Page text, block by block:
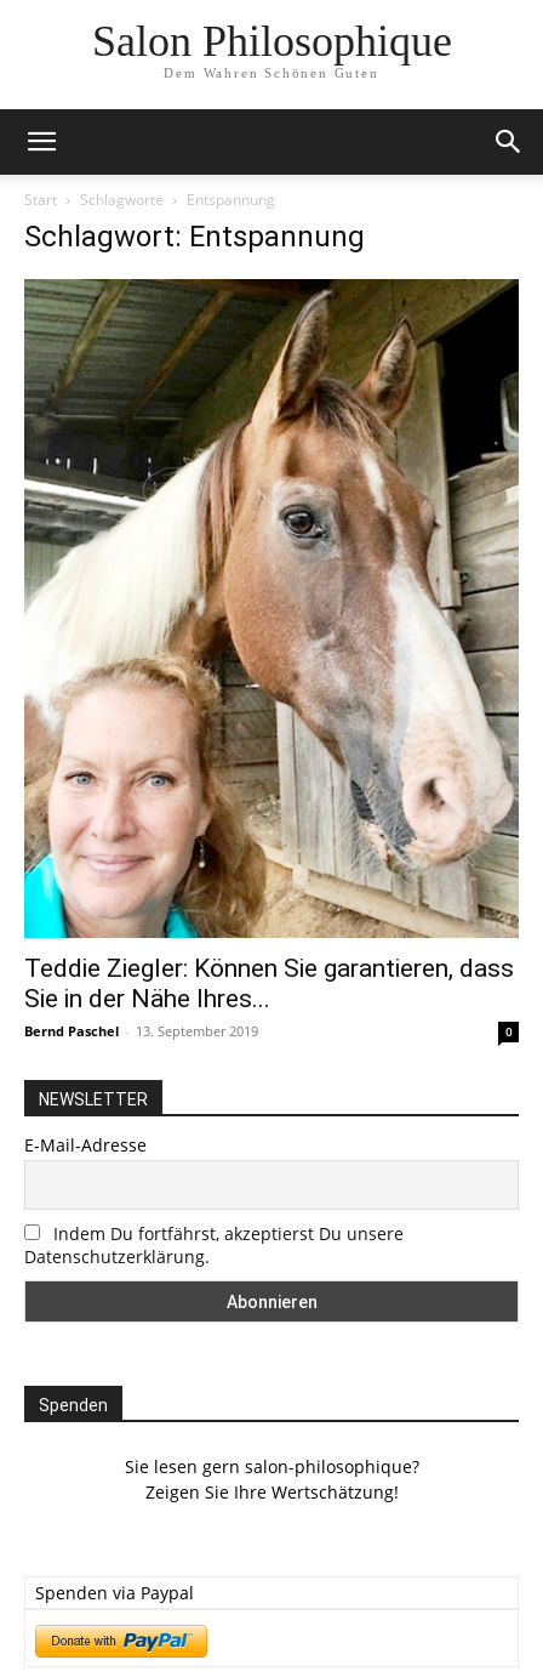
Salon Philosophique
Dem Wahren Schönen Guten
Start Schlagworte Entspannung
Schlagwort: Entspannung
Teddie Ziegler: Können Sie garantieren, dass
Sie in der Nähe Ihres...
Bernd Paschel - 13. September 2019 0
NEWSLETTER
E-Mail-Adresse
Indem Du fortfährst, akzeptierst Du unsere
Datenschutzerklärung.
Spenden
Sie lesen gern salon-philosophique?
Zeigen Sie Ihre Wertschätzung!
Spenden via Paypal